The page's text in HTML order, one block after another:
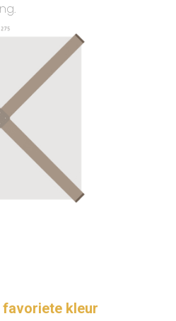
favoriete kleur